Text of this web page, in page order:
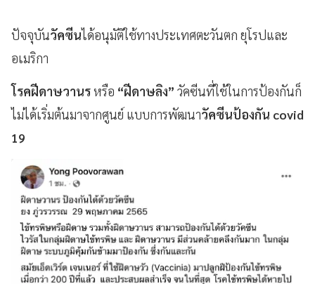
ปัจจุบันวัคซีนได้อนุมัติใช้ทางประเทศตะวันตก ยุโรปและ
อเมริกา
โรคฝีดาษวานรหรือ “ฝีดาษลิง” วัคซีนที่ใช้ในการป้องกันก็
ไม่ได้เริ่มต้นมาจากศูนย์ แบบการพัฒนาวัคซีนป้องกัน covid
19